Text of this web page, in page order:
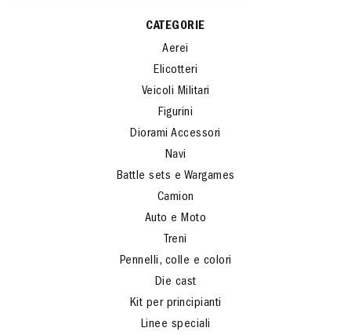
CATEGORIE
Aerei
Elicotteri
Veicoli Militari
Figurini
Diorami Accessori
Navi
Battle sets e Wargames
Camion
Auto e Moto
Treni
Pennelli, colle e colori
Die cast
Kit per principianti